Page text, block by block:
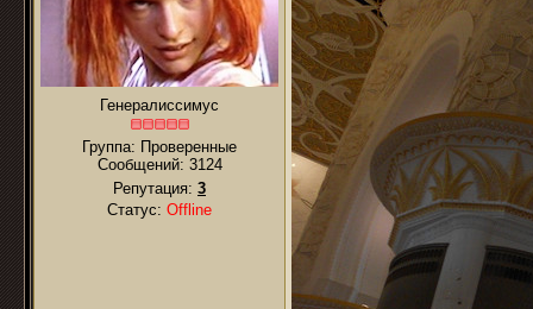
Генералиссимус
Группа: Проверенные
Сообщений: 3124
Репутация: 3
Статус: Offline